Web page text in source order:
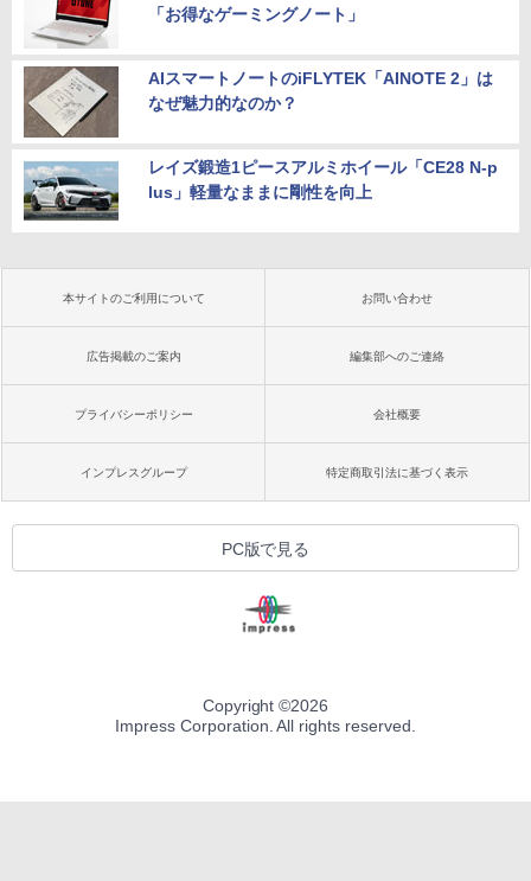
「お得なゲーミングノート」
AIスマートノートのiFLYTEK「AINOTE 2」は
なぜ魅力的なのか？
レイズ鍛造1ピースアルミホイール「CE28 N-p
lus」軽量なままに剛性を向上
本サイトのご利用について お問い合わせ
広告掲載のご案内 編集部へのご連絡
プライバシーポリシー 会社概要
インプレスグループ 特定商取引法に基づく表示
PC版で見る
Copyright ©2026
Impress Corporation. All rights reserved.